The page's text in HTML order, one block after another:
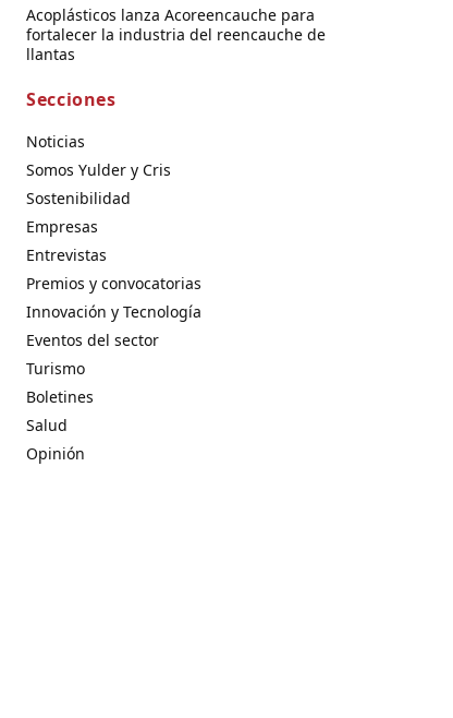
Acoplásticos lanza Acoreencauche para
fortalecer la industria del reencauche de
llantas
Secciones
Noticias
Somos Yulder y Cris
Sostenibilidad
Empresas
Entrevistas
Premios y convocatorias
Innovación y Tecnología
Eventos del sector
Turismo
Boletines
Salud
Opinión